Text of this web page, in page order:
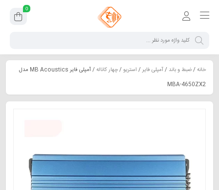
0
خانه/ضبط و باند /آمپلی فایر/ استریو/چهار کاناله
/ آمپلی‌ فایر MB Acoustics مدل
MBA-4650ZX2